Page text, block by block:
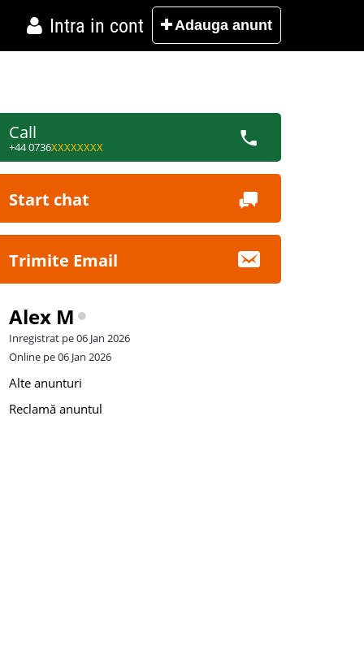
Intra in cont Adauga anunt
Call
+44 0736XXXXXXXX
Start chat
Trimite Email
Alex M
Inregistrat pe 06 Jan 2026
Online pe 06 Jan 2026
Alte anunturi
Reclamă anuntul